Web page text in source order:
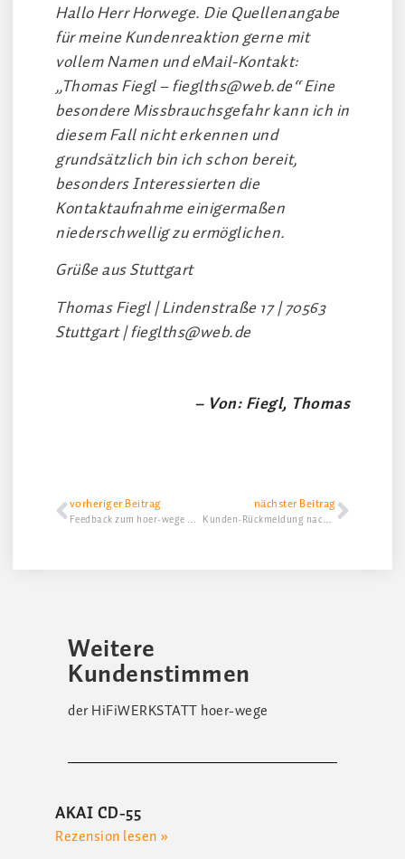
Hallo Herr Horwege. Die Quellenangabe
für meine Kundenreaktion gerne mit
vollem Namen und eMail-Kontakt:
„Thomas Fiegl –fieglths@web.de“ Eine
besondere Missbrauchsgefahr kann ich in
diesem Fall nicht erkennen und
grundsätzlich bin ich schon bereit,
besonders Interessierten die
Kontaktaufnahme einigermaßen
niederschwellig zu ermöglichen.
Grüße aus Stuttgart
Thomas Fiegl | Lindenstraße 17 | 70563
Stuttgart |fieglths@web.de
– Von: Fiegl, Thomas
vorheriger Beitrag
Feedback zum hoer-wege DAC1794 MK-4 und CEC TL 2N
nächster Beitrag
Kunden-Rückmeldung nach Einbau des hoer-wege POWER-SUPPLY für Aries G2.1
Weitere
Kundenstimmen
der HiFiWERKSTATT hoer-wege
AKAI CD-55
Rezension lesen »